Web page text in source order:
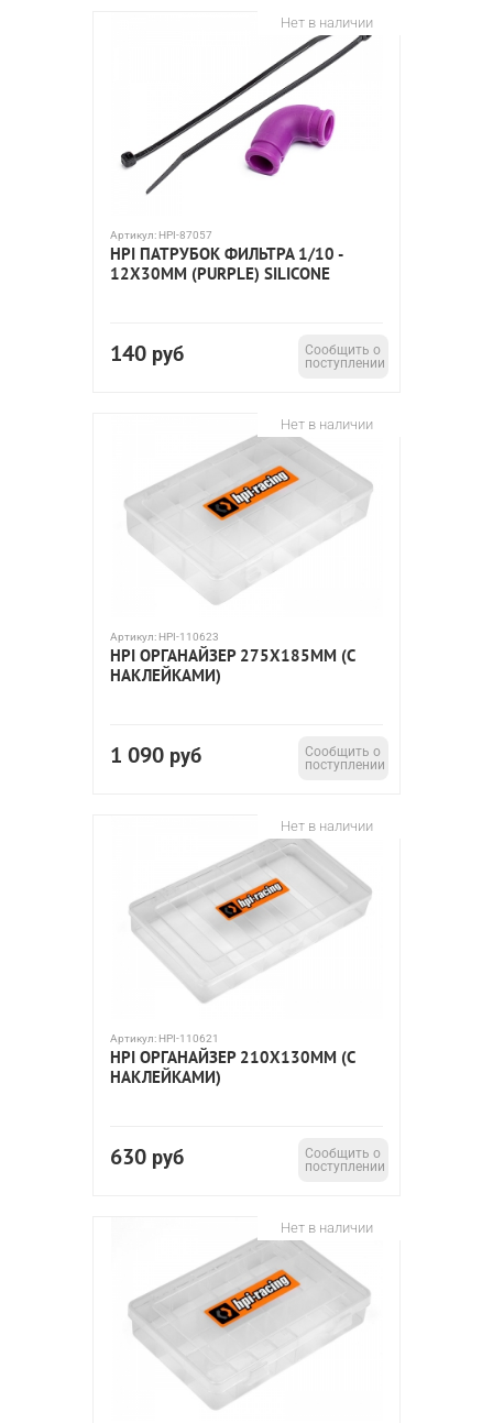
Нет в наличии
Артикул: HPI-87057
HPI ПАТРУБОК ФИЛЬТРА 1/10 -
12X30MM (PURPLE) SILICONE
140 руб
Сообщить о
поступлении
Нет в наличии
Артикул: HPI-110623
HPI ОРГАНАЙЗЕР 275X185ММ (С
НАКЛЕЙКАМИ)
1 090 руб
Сообщить о
поступлении
Нет в наличии
Артикул: HPI-110621
HPI ОРГАНАЙЗЕР 210X130ММ (С
НАКЛЕЙКАМИ)
630 руб
Сообщить о
поступлении
Нет в наличии